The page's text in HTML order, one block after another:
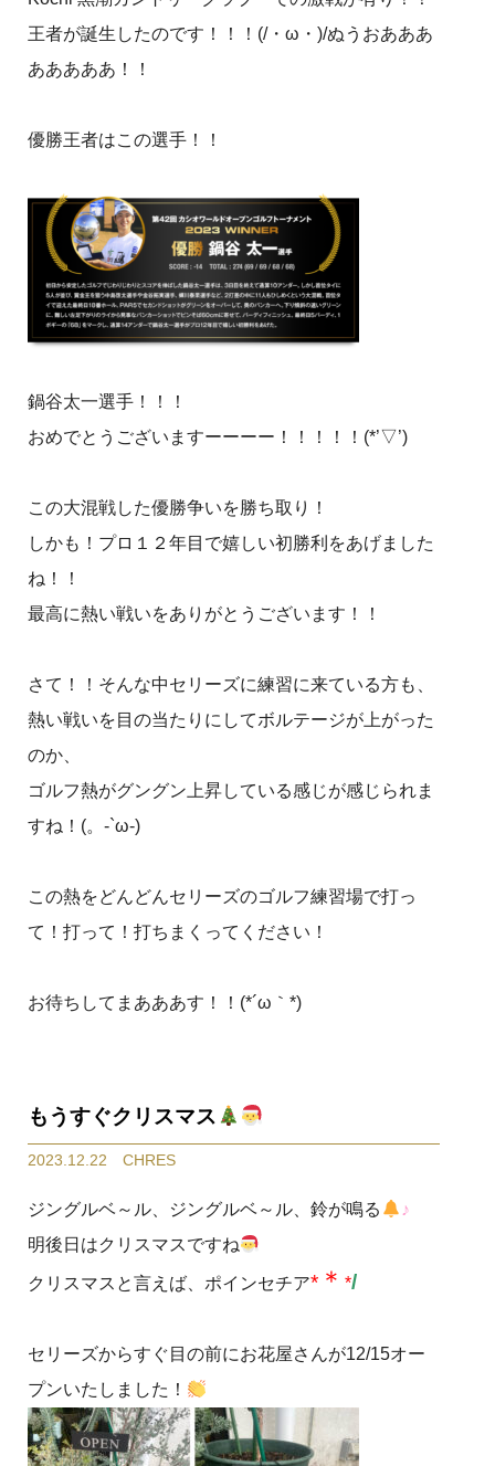
王者が誕生したのです！！！(/・ω・)/ぬうおあああ
あああああ！！
優勝王者はこの選手！！
鍋谷太一選手！！！
おめでとうございますーーーー！！！！！(*’▽’)
この大混戦した優勝争いを勝ち取り！
しかも！プロ１２年目で嬉しい初勝利をあげました
ね！！
最高に熱い戦いをありがとうございます！！
さて！！そんな中セリーズに練習に来ている方も、
熱い戦いを目の当たりにしてボルテージが上がった
のか、
ゴルフ熱がグングン上昇している感じが感じられま
すね！(。-`ω-)
この熱をどんどんセリーズのゴルフ練習場で打っ
て！打って！打ちまくってください！
お待ちしてまあああす！！(*´ω｀*)
もうすぐクリスマス
2023.12.22 CHRES
ジングルベ～ル、ジングルベ～ル、鈴が鳴る
♪
明後日はクリスマスですね
クリスマスと言えば、ポインセチア* ＊ */
セリーズからすぐ目の前にお花屋さんが12/15オー
プンいたしました！